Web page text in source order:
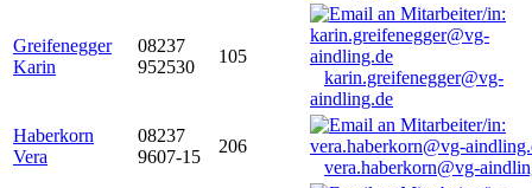
Greifenegger
Karin
08237
952530
105
karin.greifenegger@vg-
aindling.de
Haberkorn
Vera
08237
9607-15
206
vera.haberkorn@vg-